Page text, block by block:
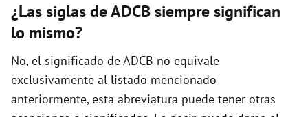
¿Las siglas de ADCB siempre significan
lo mismo?
No, el significado de ADCB no equivale
exclusivamente al listado mencionado
anteriormente, esta abreviatura puede tener otras